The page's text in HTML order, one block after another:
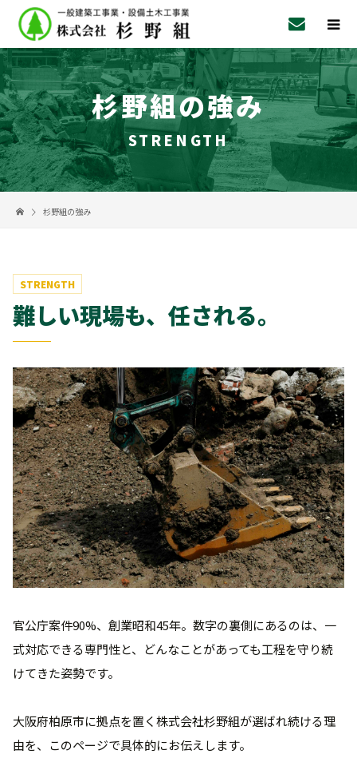
杉野組の強み
STRENGTH
杉野組の強み
STRENGTH
難しい現場も、任される。
官公庁案件90%、創業昭和45年。数字の裏側にあるのは、一
式対応できる専門性と、どんなことがあっても工程を守り続
けてきた姿勢です。
大阪府柏原市に拠点を置く株式会社杉野組が選ばれ続ける理
由を、このページで具体的にお伝えします。